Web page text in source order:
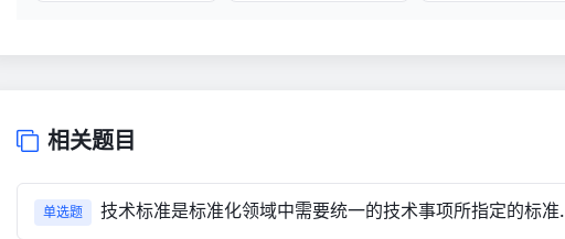
相关题目
单选题 技术标准是标准化领域中需要统一的技术事项所指定的标准.